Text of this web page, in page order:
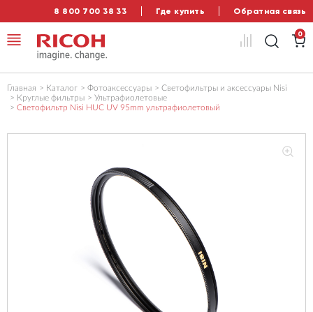
8 800 700 38 33 Где купить Обратная связь
0
Главная Каталог Фотоаксессуары
Светофильтры и аксессуары Nisi
Круглые фильтры
Ультрафиолетовые
Светофильтр Nisi HUC UV 95mm ультрафиолетовый